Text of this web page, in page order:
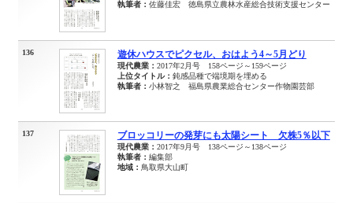
執筆者： 佐藤佳宏 徳島県立農林水産総合技術支援センター
136 遊休ハウスでピクセル、おはよう4～5月どり
現代農業： 2017年2月号 158ページ～159ページ
上位タイトル： 鈍感品種で端境期を埋める
執筆者： 小林智之 福島県農業総合センター作物園芸部
137 ブロッコリーの発芽にも太陽シート 欠株5％以下
現代農業： 2017年9月号 138ページ～138ページ
執筆者： 編集部
地域： 鳥取県大山町